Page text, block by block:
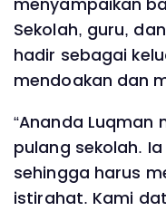
menyampaikan
Sekolah, guru,
hadir sebagai
mendoakan dan
“Ananda Luqman
pulang sekolah.
sehingga harus
istirahat. Kami